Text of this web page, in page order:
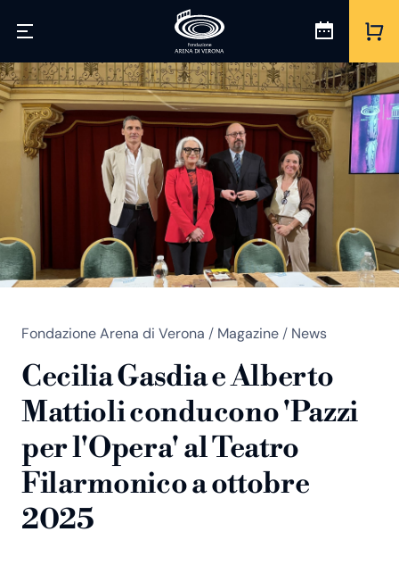
Fondazione Arena di Verona / Magazine / News
Cecilia Gasdia e Alberto
Mattioli conducono 'Pazzi
per l'Opera' al Teatro
Filarmonico a ottobre
2025